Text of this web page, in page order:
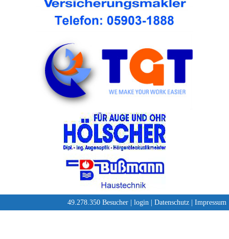
49.278.350 Besucher | login | Datenschutz | Impressum